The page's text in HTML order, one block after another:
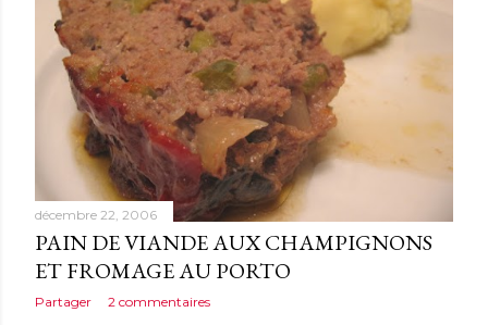
décembre 22, 2006
PAIN DE VIANDE AUX CHAMPIGNONS
ET FROMAGE AU PORTO
Partager 2 commentaires